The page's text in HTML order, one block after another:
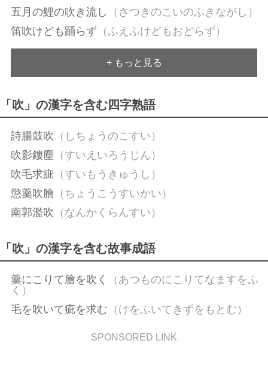
五月の鯉の吹き流し
（さつきのこいのふきながし）
笛吹けども踊らず （ふえふけどもおどらず）
+ もっと見る
「吹」の漢字を含む四字熟語
詩腸鼓吹 （しちょうのこすい）
吹影鏤塵（すいえいろうじん）
吹毛求疵（すいもうきゅうし）
懲羹吹膾 （ちょうこうすいかい）
南郭濫吹 （なんかくらんすい）
「吹」の漢字を含む故事成語
羹にこりて膾を吹く
（あつものにこりてなますをふ
く）
毛を吹いて疵を求む （けをふいてきずをもとむ）
SPONSORED LINK